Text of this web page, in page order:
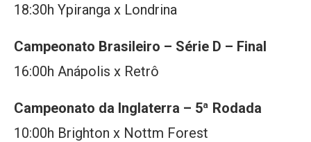
18:30h Ypiranga x Londrina
Campeonato Brasileiro – Série D – Final
16:00h Anápolis x Retrô
Campeonato da Inglaterra – 5ª Rodada
10:00h Brighton x Nottm Forest